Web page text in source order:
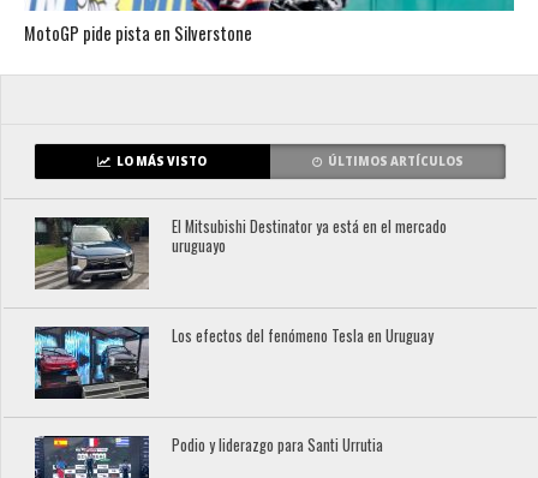
MotoGP pide pista en Silverstone
LO MÁS VISTO ÚLTIMOS ARTÍCULOS
El Mitsubishi Destinator ya está en el mercado
uruguayo
Los efectos del fenómeno Tesla en Uruguay
Podio y liderazgo para Santi Urrutia